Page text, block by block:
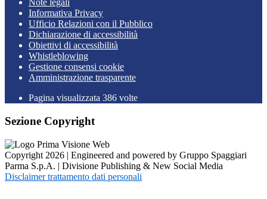
Note legali
Informativa Privacy
Ufficio Relazioni con il Pubblico
Dichiarazione di accessibilità
Obiettivi di accessibilità
Whistleblowing
Gestione consensi cookie
Amministrazione trasparente
Pagina visualizzata 386 volte
Sezione Copyright
Copyright 2026 | Engineered and powered by Gruppo Spaggiari
Parma S.p.A. | Divisione Publishing & New Social Media
Disclaimer trattamento dati personali